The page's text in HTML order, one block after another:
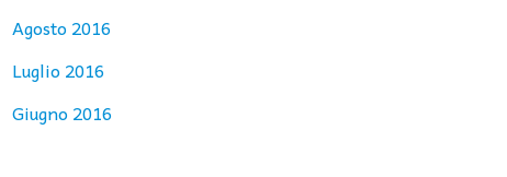
Agosto 2016
Luglio 2016
Giugno 2016